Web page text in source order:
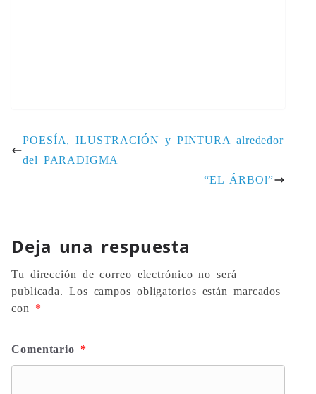
POESÍA, ILUSTRACIÓN y PINTURA alrededor
del PARADIGMA
“EL ÁRBOl”
Deja una respuesta
Tu dirección de correo electrónico no será
publicada. Los campos obligatorios están marcados
con *
Comentario *